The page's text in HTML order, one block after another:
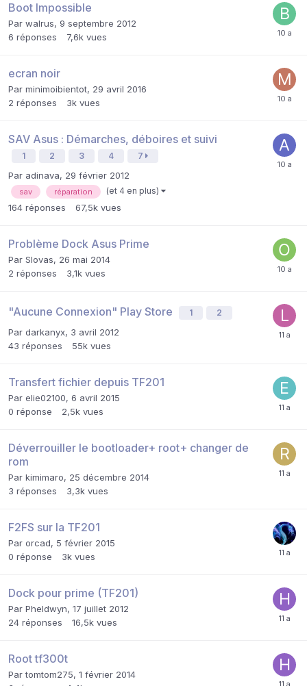
Boot Impossible
Par walrus, 9 septembre 2012
6 réponses 7,6k vues
ecran noir
Par minimoibientot, 29 avril 2016
2 réponses 3k vues
SAV Asus : Démarches, déboires et suivi
1 2 3 4 7
Par adinava, 29 février 2012
sav réparation (et 4 en plus)
164 réponses 67,5k vues
Problème Dock Asus Prime
Par Slovas, 26 mai 2014
2 réponses 3,1k vues
"Aucune Connexion" Play Store 1 2
Par darkanyx, 3 avril 2012
43 réponses 55k vues
Transfert fichier depuis TF201
Par elie02100, 6 avril 2015
0 réponse 2,5k vues
Déverrouiller le bootloader+ root+ changer de
rom
Par kimimaro, 25 décembre 2014
3 réponses 3,3k vues
F2FS sur la TF201
Par orcad, 5 février 2015
0 réponse 3k vues
Dock pour prime (TF201)
Par Pheldwyn, 17 juillet 2012
24 réponses 16,5k vues
Root tf300t
Partomtom275, 1 février 2014